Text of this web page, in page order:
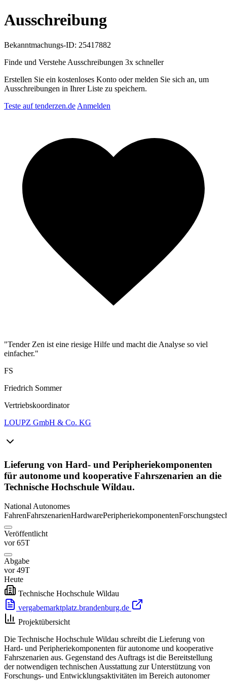
Ausschreibung
Bekanntmachungs-ID: 25417882
Finde und Verstehe Ausschreibungen 3x schneller
Erstellen Sie ein kostenloses Konto oder melden Sie sich an, um
Ausschreibungen in Ihrer Liste zu speichern.
Teste auf tenderzen.de Anmelden
"Tender Zen ist eine riesige Hilfe und macht die Analyse so viel
einfacher."
FS
Friedrich Sommer
Vertriebskoordinator
LOUPZ GmbH & Co. KG
Lieferung von Hard- und Peripheriekomponenten
für autonome und kooperative Fahrszenarien an die
Technische Hochschule Wildau.
National Autonomes
FahrenFahrszenarienHardwarePeripheriekomponenten
Veröffentlicht
vor 65T
Abgabe
vor 49T
Heute
Technische Hochschule Wildau
vergabemarktplatz.brandenburg.de
Projektübersicht
Die Technische Hochschule Wildau schreibt die Lieferung von
Hard- und Peripheriekomponenten für autonome und kooperative
Fahrszenarien aus. Gegenstand des Auftrags ist die Bereitstellung
der notwendigen technischen Ausstattung zur Unterstützung von
Forschungs- und Entwicklungsaktivitäten im Bereich autonomer